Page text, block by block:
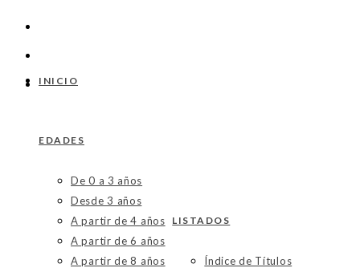
INICIO
EDADES
De 0 a 3 años
Desde 3 años
A partir de 4 años
A partir de 6 años
A partir de 8 años
LISTADOS
Índice de Títulos